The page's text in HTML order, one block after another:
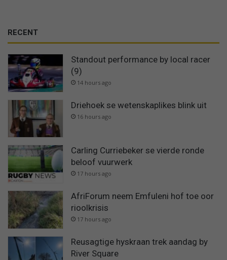
RECENT
Standout performance by local racer
(9)
14 hours ago
Driehoek se wetenskaplikes blink uit
16 hours ago
Carling Curriebeker se vierde ronde
beloof vuurwerk
17 hours ago
AfriForum neem Emfuleni hof toe oor
rioolkrisis
17 hours ago
Reusagtige hyskraan trek aandag by
River Square